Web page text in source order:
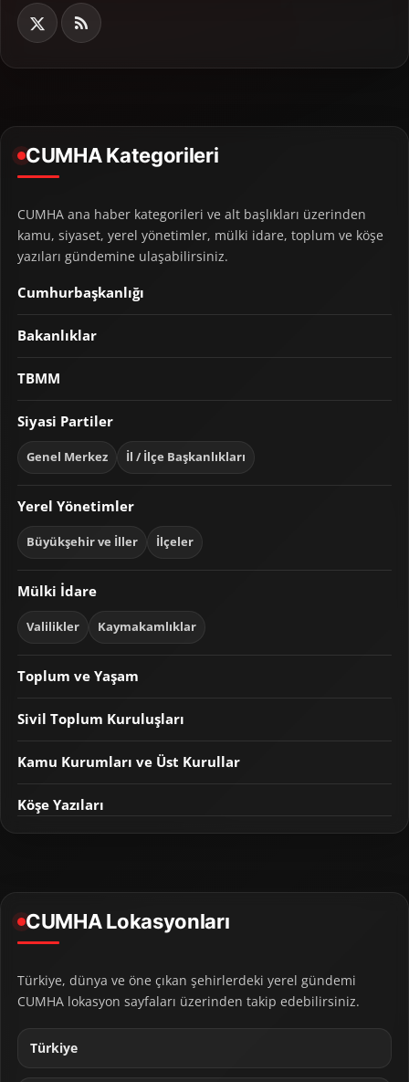
CUMHA Kategorileri
CUMHA ana haber kategorileri ve alt başlıkları üzerinden
kamu, siyaset, yerel yönetimler, mülki idare, toplum ve köşe
yazıları gündemine ulaşabilirsiniz.
Cumhurbaşkanlığı
Bakanlıklar
TBMM
Siyasi Partiler
Genel Merkez İl / İlçe Başkanlıkları
Yerel Yönetimler
Büyükşehir ve İller İlçeler
Mülki İdare
Valilikler Kaymakamlıklar
Toplum ve Yaşam
Sivil Toplum Kuruluşları
Kamu Kurumları ve Üst Kurullar
Köşe Yazıları
CUMHA Lokasyonları
Türkiye, dünya ve öne çıkan şehirlerdeki yerel gündemi
CUMHA lokasyon sayfaları üzerinden takip edebilirsiniz.
Türkiye